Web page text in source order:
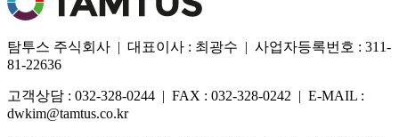
탐투스 주식회사 | 대표이사 : 최광수 | 사업자등록번호 : 311-
81-22636
고객상담 : 032-328-0244 | FAX : 032-328-0242 | E-MAIL :
dwkim@tamtus.co.kr